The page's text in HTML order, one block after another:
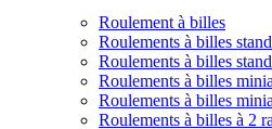
Roulement à billes
Roulements à billes
Roulements à billes
Roulements à billes
Roulements à billes
Roulements à billes à 2